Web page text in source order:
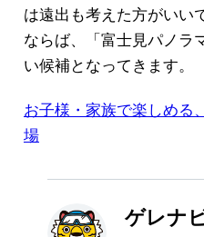
は遠出も考えた方がいい
ならば、「富士見パノラ
い候補となってきます。
お子様・家族で楽しめる
場
ゲレナ